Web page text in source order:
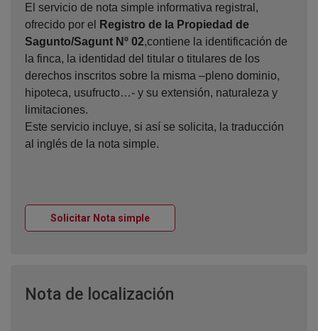
El servicio de nota simple informativa registral,
ofrecido por el
Registro de la Propiedad de
Sagunto/Sagunt Nº 02,contiene la identificación de
la finca, la identidad del titular o titulares de los
derechos inscritos sobre la misma –pleno dominio,
hipoteca, usufructo…- y su extensión, naturaleza y
limitaciones.
Este servicio incluye, si así se solicita, la traducción
al inglés de la nota simple.
Solicitar Nota simpleVentana nueva
Nota de localización